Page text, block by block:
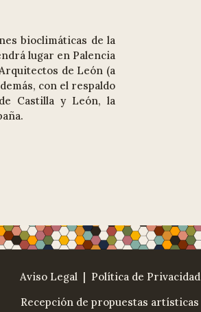
bioclimáticas de la
lugar en Palencia
de León (a
con el respaldo
Castilla y León, la
Aviso Legal | Política de Privacidad
Recepción de propuestas artísticas